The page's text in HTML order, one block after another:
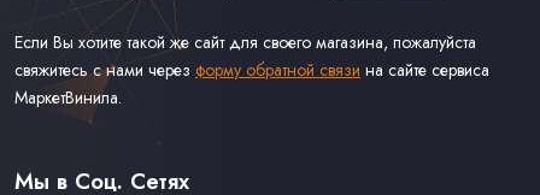
Если Вы хотите такой же сайт для своего магазина, пожалуйста
свяжитесь с нами через форму обратной связи на сайте сервиса
МаркетВинила.
Каталог Винила, CD и Кассет
Доставка и Оплата
Мы в Соц. Сетях